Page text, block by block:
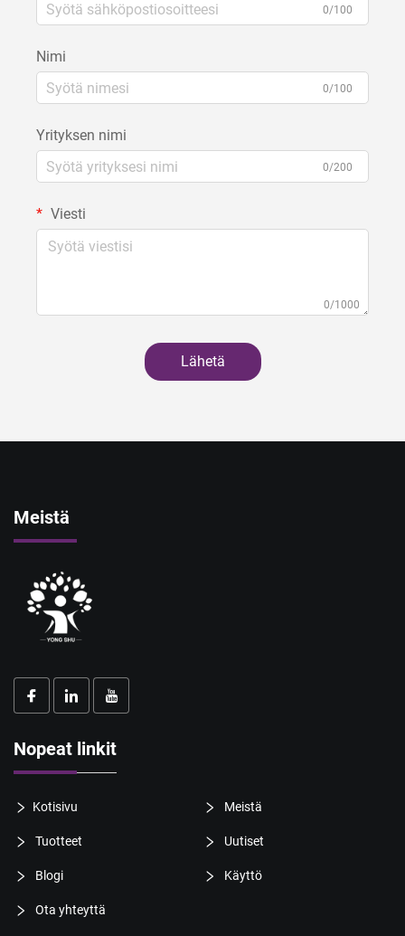
0/100
Nimi
0/100
Yrityksen nimi
0/200
Viesti
0/1000
Lähetä
Meistä
Nopeat linkit
Kotisivu Meistä
Tuotteet Uutiset
Blogi Käyttö
Ota yhteyttä